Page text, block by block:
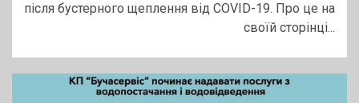
після бустерного щеплення від COVID-19. Про це на
своїй сторінці...